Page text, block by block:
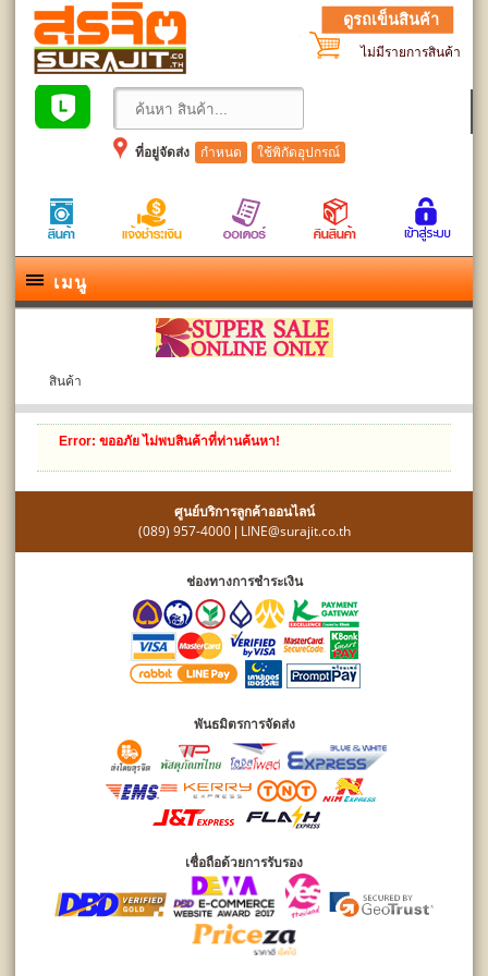
ดูรถเข็นสินค้า
ไม่มีรายการสินค้า
ที่อยู่จัดส่ง กำหนด ใช้พิกัดอุปกรณ์
เมนู
สินค้า
Error: ขออภัย ไม่พบสินค้าที่ท่านค้นหา!
ศูนย์บริการลูกค้าออนไลน์
(089) 957-4000| LINE@surajit.co.th
ช่องทางการชำระเงิน
พันธมิตรการจัดส่ง
เชื่อถือด้วยการรับรอง